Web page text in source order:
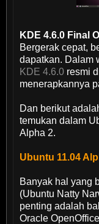
KDE 4.6.0 Final
Bergerak cepat,
dapatkan. Dalam
KDE 4.6.0 resmi
menerapkannya
Dan berikut
temukan dalam
Alpha 2.
Ubuntu 11.04
Banyak hal yang
(Ubuntu Natty
penting adalah
Oracle